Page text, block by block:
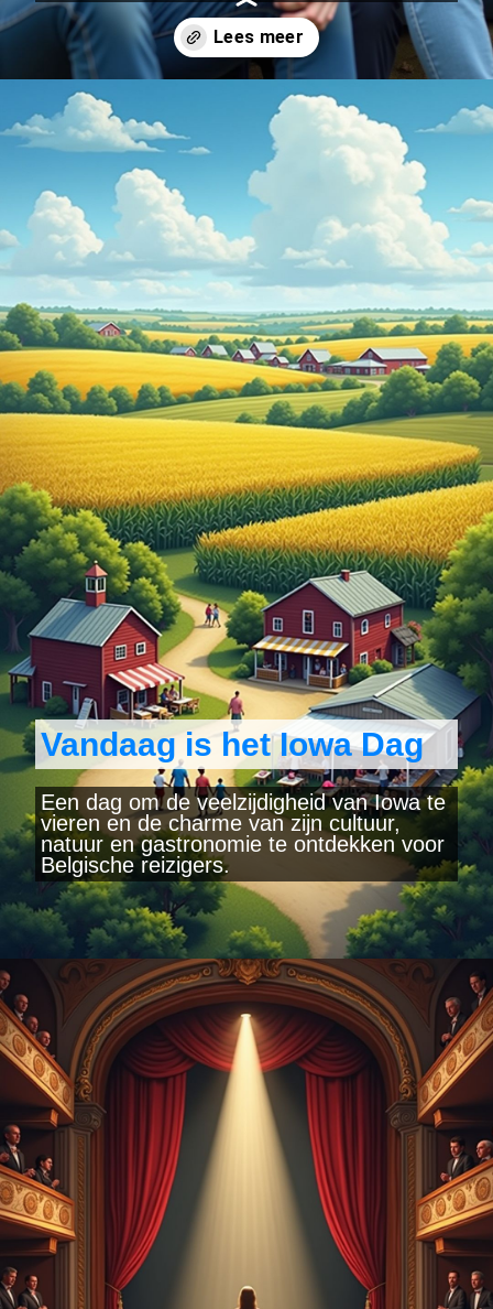
Wordt geopend https://www.yearlydates.com/be/nl/speciale-dag/lach-en-word-rijk-dag/
Vandaag is het Iowa Dag
Een dag om de veelzijdigheid van Iowa te
vieren en de charme van zijn cultuur,
natuur en gastronomie te ontdekken voor
Belgische reizigers.
Wordt geopend https://www.yearlydates.com/be/nl/speciale-dag/iowa-dag/